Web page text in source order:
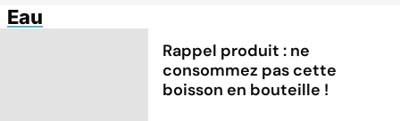
Eau
Rappel produit : ne
consommez pas cette
boisson en bouteille !